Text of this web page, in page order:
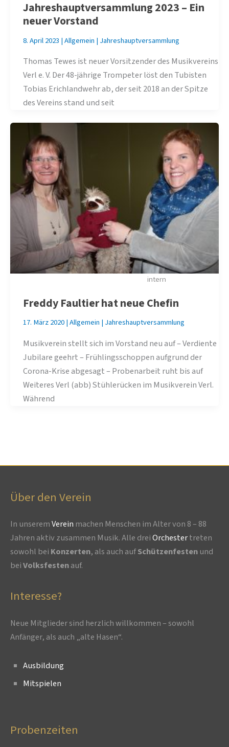
Jahreshauptversammlung 2023 – Ein
neuer Vorstand
8. April 2023 |Allgemein | Jahreshauptversammlung
Thomas Tewes ist neuer Vorsitzender des Musikvereins
Verl e. V. Der 48-jährige Trompeter löst den Tubisten
Tobias Erichlandwehr ab, der seit 2018 an der Spitze
des Vereins stand und seit
intern
Freddy Faultier hat neue Chefin
17. März 2020|Allgemein | Jahreshauptversammlung
Musikverein stellt sich im Vorstand neu auf – Verdiente
Jubilare geehrt – Frühlingsschoppen aufgrund der
Corona-Krise abgesagt – Probenarbeit ruht bis auf
Weiteres Verl (abb) Stühlerücken im Musikverein Verl.
Während
Über den Verein
In unseremVerein machen Menschen im Alter von 8 – 88
Jahren aktiv zusammen Musik. Alle dreiOrchestertreten
sowohl bei Konzerten, als auch aufSchützenfestenund
beiVolksfestenauf.
Interesse?
Neue Mitglieder sind herzlich willkommen – sowohl
Anfänger, als auch „alte Hasen“.
Ausbildung
Mitspielen
Probenzeiten